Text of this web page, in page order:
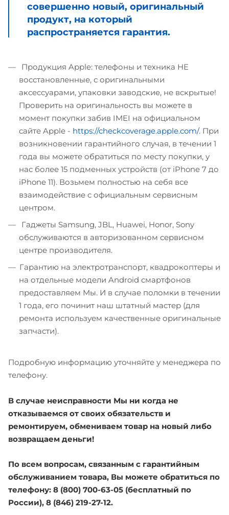
совершенно новый, оригинальный
продукт, на который
распространяется гарантия.
Продукция Apple: телефоны и техника НЕ
восстановленные, с оригинальными
аксессуарами, упаковки заводские, не вскрытые!
Проверить на оригинальность вы можете в
момент покупки забив IMEI на официальном
сайте Apple - https://checkcoverage.apple.com/. При
возникновении гарантийного случая, в течении 1
года вы можете обратиться по месту покупки, у
нас более 15 подменных устройств (от iPhone 7 до
iPhone 11). Возьмем полностью на себя все
взаимодействие с официальным сервисным
центром.
Гаджеты Samsung, JBL, Huawei, Honor, Sony
обслуживаются в авторизованном сервисном
центре производителя.
Гарантию на электротранспорт, квадрокоптеры и
на отдельные модели Android смартфонов
предоставляем Мы. И в случае поломки в течении
1 года, его починит наш штатный мастер (для
ремонта используем качественные оригинальные
запчасти).
Подробную информацию уточняйте у менеджера по
телефону.
В случае неисправности Мы ни когда не
отказываемся от своих обязательств и
ремонтируем, обмениваем товар на новый либо
возвращаем деньги!
По всем вопросам, связанным с гарантийным
обслуживанием товара, Вы можете обратиться по
телефону: 8 (800) 700-63-05 (бесплатный по
России), 8 (846) 219-27-12.